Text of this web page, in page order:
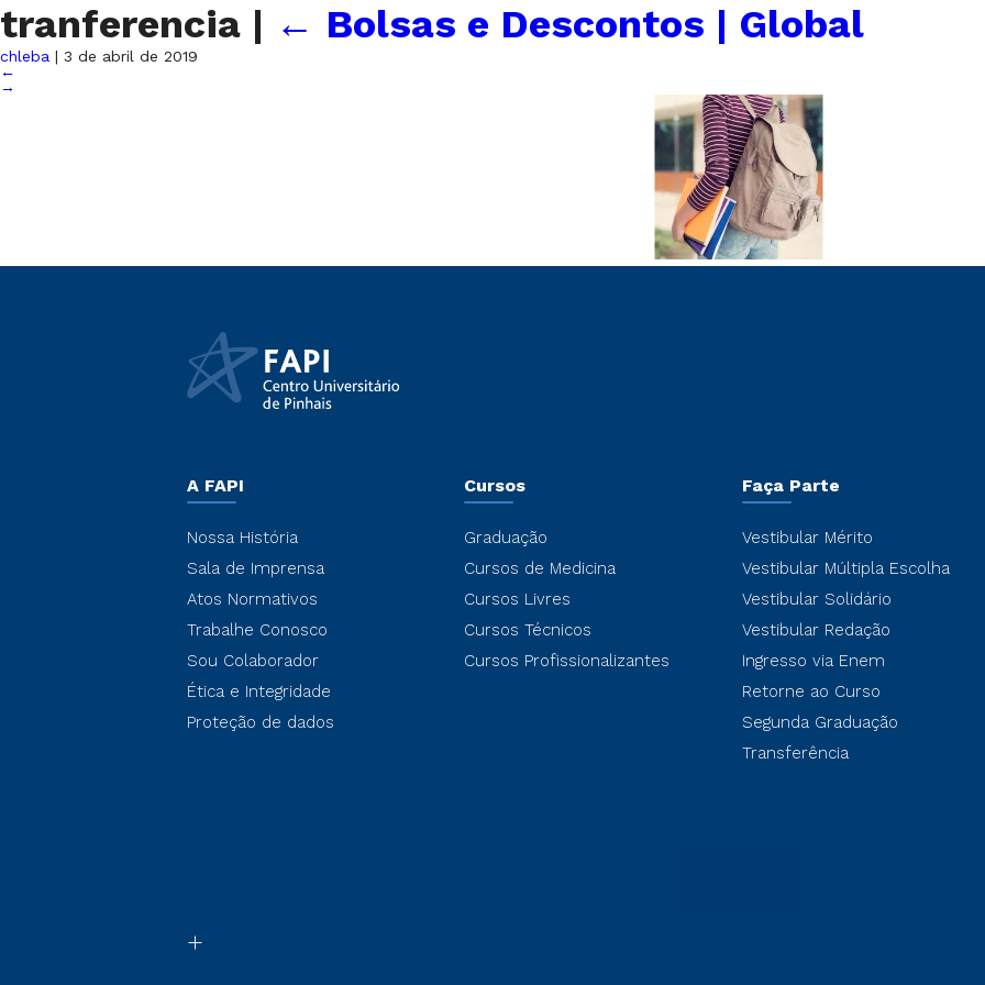
tranferencia | ← Bolsas e Descontos | Global
chleba | 3 de abril de 2019
←
→
A FAPI
Nossa História
Sala de Imprensa
Atos Normativos
Trabalhe Conosco
Sou Colaborador
Ética e Integridade
Proteção de dados
Cursos
Graduação
Cursos de Medicina
Cursos Livres
Cursos Técnicos
Cursos Profissionalizantes
Faça Parte
Vestibular Mérito
Vestibular Múltipla Escolha
Vestibular Solidário
Vestibular Redação
Ingresso via Enem
Retorne ao Curso
Segunda Graduação
Transferência